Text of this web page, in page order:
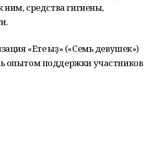
ним, средства гигиены,
«Ете ҡыҙ» («Семь девушек»)
опытом поддержки участников